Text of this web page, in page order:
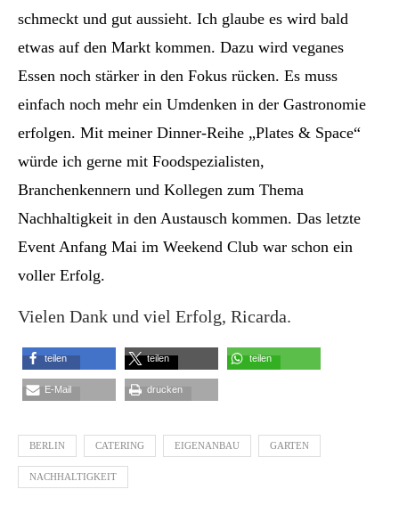
schmeckt und gut aussieht. Ich glaube es wird bald
etwas auf den Markt kommen. Dazu wird veganes
Essen noch stärker in den Fokus rücken. Es muss
einfach noch mehr ein Umdenken in der Gastronomie
erfolgen. Mit meiner Dinner-Reihe „Plates & Space“
würde ich gerne mit Foodspezialisten,
Branchenkennern und Kollegen zum Thema
Nachhaltigkeit in den Austausch kommen. Das letzte
Event Anfang Mai im Weekend Club war schon ein
voller Erfolg.
Vielen Dank und viel Erfolg, Ricarda.
teilen teilen teilen
E-Mail drucken
BERLIN CATERING EIGENANBAU GARTEN
NACHHALTIGKEIT